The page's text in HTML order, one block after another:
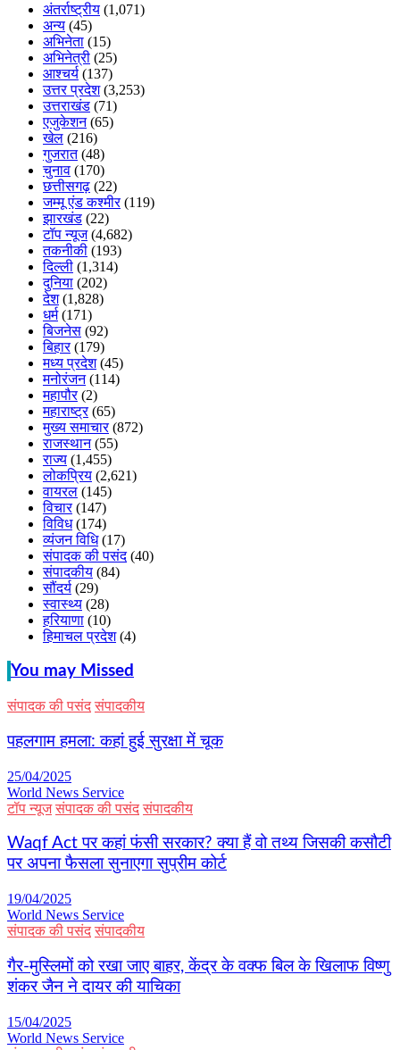
अंतर्राष्ट्रीय (1,071)
अन्य (45)
अभिनेता (15)
अभिनेत्री (25)
आश्चर्य (137)
उत्तर प्रदेश(3,253)
उत्तराखंड (71)
एजुकेशन(65)
खेल (216)
गुजरात(48)
चुनाव (170)
छत्तीसगढ़ (22)
जम्मू एंड कश्मीर(119)
झारखंड (22)
टॉप न्यूज(4,682)
तकनीकी (193)
दिल्ली (1,314)
दुनिया (202)
देश(1,828)
धर्म(171)
बिजनेस (92)
बिहार(179)
मध्य प्रदेश(45)
मनोरंजन(114)
महापौर(2)
महाराष्ट्र(65)
मुख्य समाचार(872)
राजस्थान(55)
राज्य (1,455)
लोकप्रिय (2,621)
वायरल (145)
विचार(147)
विविध(174)
व्यंजन विधि(17)
संपादक की पसंद(40)
संपादकीय (84)
सौंदर्य (29)
स्वास्थ्य (28)
हरियाणा (10)
हिमाचल प्रदेश(4)
You may Missed
संपादक की पसंद संपादकीय
पहलगाम हमला: कहां हुई सुरक्षा में चूक
25/04/2025
World News Service
टॉप न्यूज संपादक की पसंद संपादकीय
Waqf Act पर कहां फंसी सरकार? क्या हैं वो तथ्य जिसकी कसौटी
पर अपना फैसला सुनाएगा सुप्रीम कोर्ट
19/04/2025
World News Service
संपादक की पसंद संपादकीय
गैर-मुस्लिमों को रखा जाए बाहर, केंद्र के वक्फ बिल के खिलाफ विष्णु
शंकर जैन ने दायर की याचिका
15/04/2025
World News Service